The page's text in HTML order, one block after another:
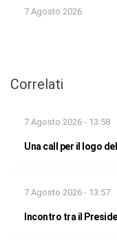
7 Agosto 2026
Correlati
7 Agosto 2026 - 13:58
Una call per il logo
7 Agosto 2026 - 13:57
Incontro tra il